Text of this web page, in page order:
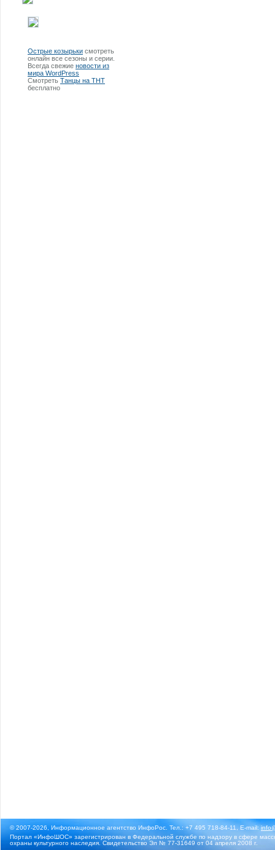
Острые козырьки смотреть
онлайн все сезоны и серии.
Всегда свежие новости из
мира WordPress
Смотреть Танцы на ТНТ
бесплатно
© 2007-2026, Информационное агентство ИнфоРос. Тел.: +7 495 718-84-11, E-mail:
Портал «ИнфоШОС» зарегистрирован в Федеральной службе по надзору в сфере
охраны культурного наследия. Свидетельство Эл № 77-31649 от 04 апреля 2008 г.